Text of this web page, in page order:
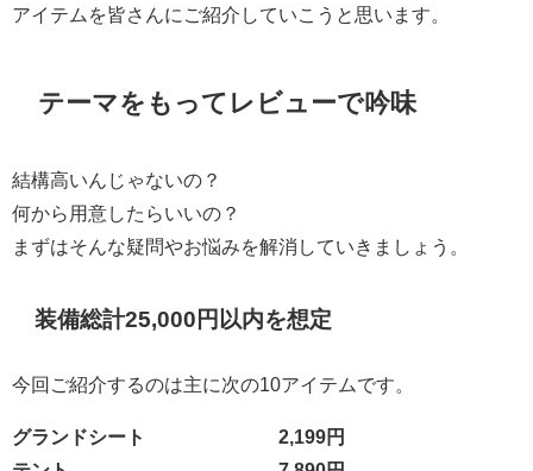
アイテムを皆さんにご紹介していこうと思います。
テーマをもってレビューで吟味
結構高いんじゃないの？
何から用意したらいいの？
まずはそんな疑問やお悩みを解消していきましょう。
装備総計25,000円以内を想定
今回ご紹介するのは主に次の10アイテムです。
グランドシート 2,199円